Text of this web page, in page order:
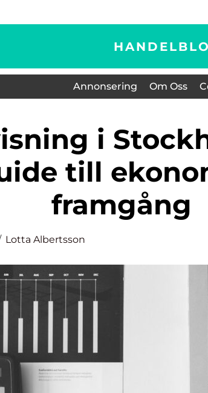
Annonsering Om Oss
till
framgång
Lotta Albertsson